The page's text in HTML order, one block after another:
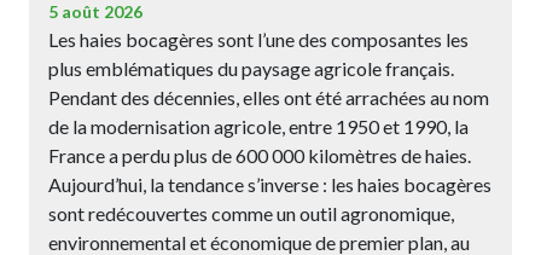
5 août 2026
Les haies bocagères sont l’une des composantes les
plus emblématiques du paysage agricole français.
Pendant des décennies, elles ont été arrachées au nom
de la modernisation agricole, entre 1950 et 1990, la
France a perdu plus de 600 000 kilomètres de haies.
Aujourd’hui, la tendance s’inverse : les haies bocagères
sont redécouvertes comme un outil agronomique,
environnemental et économique de premier plan, au